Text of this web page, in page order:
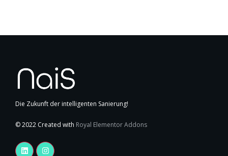
Die Zukunft der intelligenten Sanierung!
© 2022 Created with Royal Elementor Addons